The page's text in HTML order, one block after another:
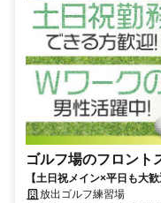
ゴルフ場のフロント
【土日祝メイン×平日も大
放出ゴルフ練習場